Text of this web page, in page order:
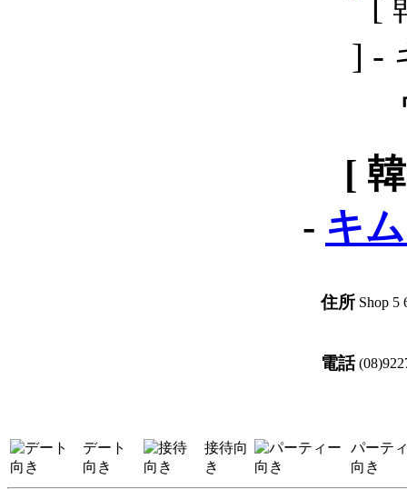
[
- キ
住所 Shop 5
電話
デート
向き
接待向
き
パーテ
向き